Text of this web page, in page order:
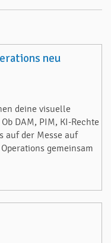
neu
deine visuelle
DAM, PIM, KI-Rechte
auf der Messe auf
gemeinsam